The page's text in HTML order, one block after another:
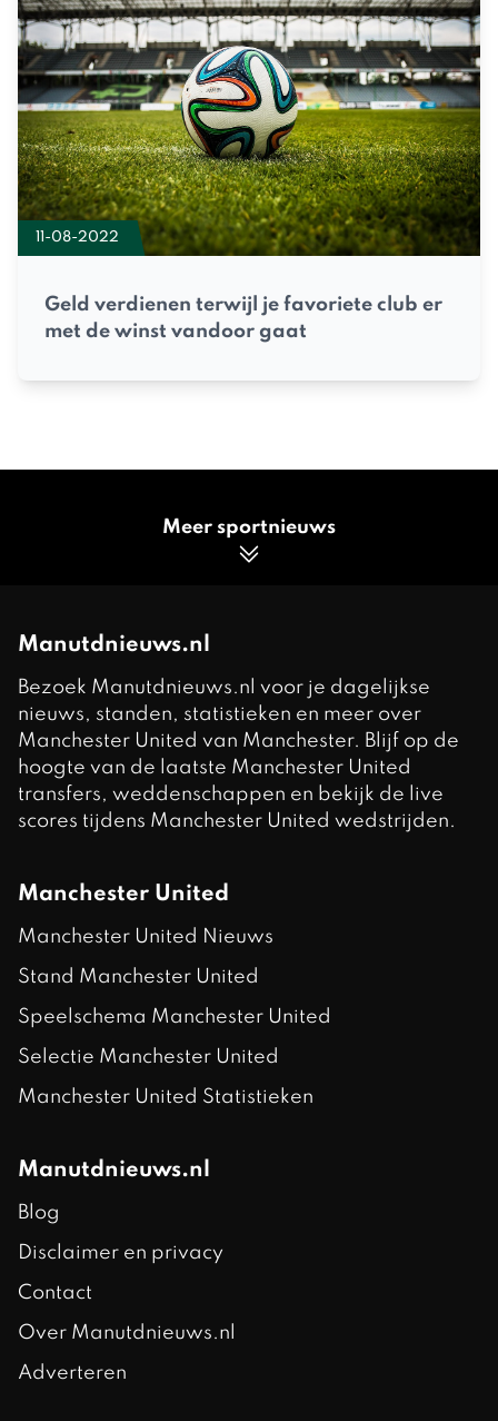
11-08-2022
Geld verdienen terwijl je favoriete club er
met de winst vandoor gaat
Meer sportnieuws
Manutdnieuws.nl
Bezoek Manutdnieuws.nl voor je dagelijkse
nieuws, standen, statistieken en meer over
Manchester United van Manchester. Blijf op de
hoogte van de laatste Manchester United
transfers, weddenschappen en bekijk de live
scores tijdens Manchester United wedstrijden.
Manchester United
Manchester United Nieuws
Stand Manchester United
Speelschema Manchester United
Selectie Manchester United
Manchester United Statistieken
Manutdnieuws.nl
Blog
Disclaimer en privacy
Contact
Over Manutdnieuws.nl
Adverteren